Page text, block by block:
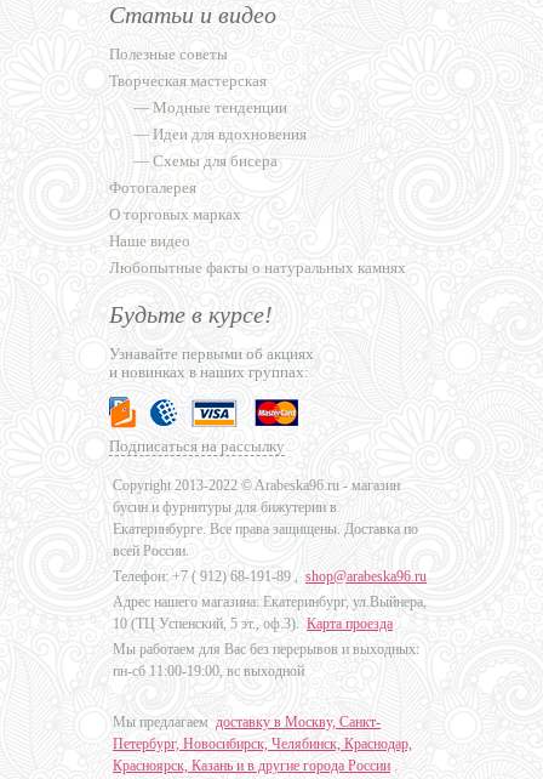
Статьи и видео
Полезные советы
Творческая мастерская
— Модные тенденции
— Идеи для вдохновения
— Схемы для бисера
Фотогалерея
О торговых марках
Наше видео
Любопытные факты о натуральных камнях
Будьте в курсе!
Узнавайте первыми об акциях
и новинках в наших группах:
Подписаться на рассылку
Copyright 2013-2022 © Arabeska96.ru - магазин
бусин и фурнитуры для бижутерии в
Екатеринбурге. Все права защищены. Доставка по
всей России.
Телефон: +7 ( 912) 68-191-89 , shop@arabeska96.ru
Адрес нашего магазина: Екатеринбург, ул.Выйнера,
10 (ТЦ Успенский, 5 эт., оф.3). Карта проезда
Мы работаем для Вас без перерывов и выходных:
пн-сб 11:00-19:00, вс выходной
Мы предлагаем доставку в Москву, Санкт-
Петербург, Новосибирск, Челябинск, Краснодар,
Красноярск, Казань и в другие города России .